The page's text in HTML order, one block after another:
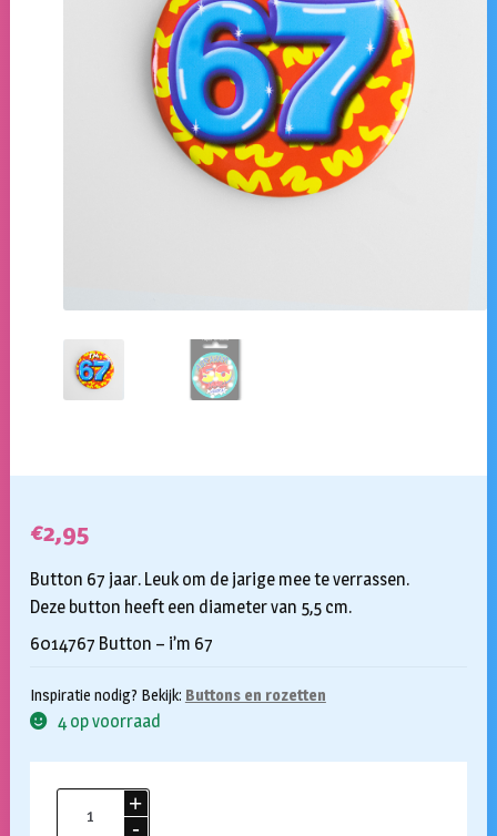
€2,95
Button 67 jaar. Leuk om de jarige mee te verrassen.
Deze button heeft een diameter van 5,5 cm.
6014767 Button – i’m 67
Inspiratie nodig? Bekijk: Buttons en rozetten
4 op voorraad